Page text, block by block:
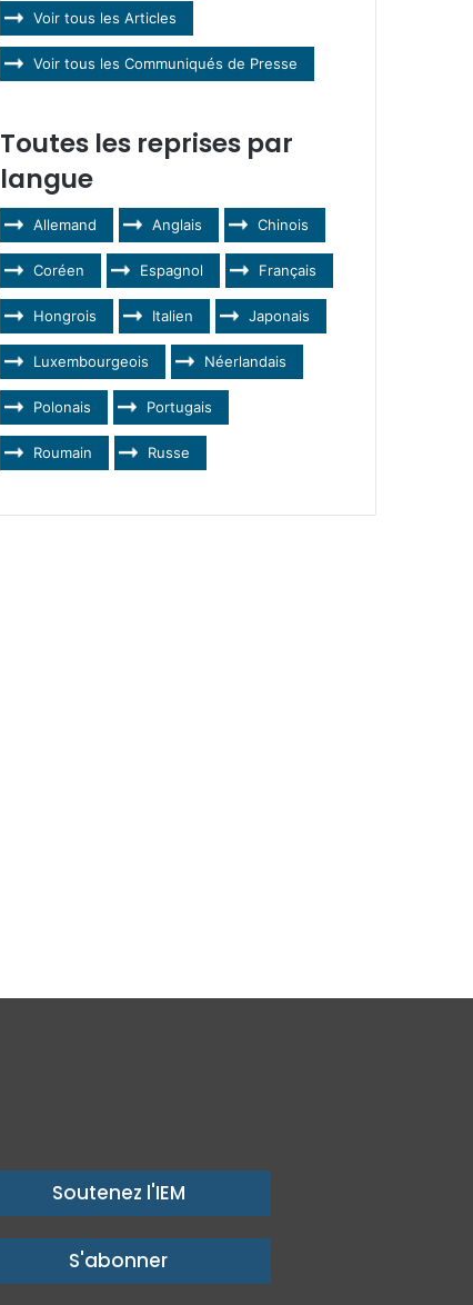
Voir tous les Articles
Voir tous les Communiqués de Presse
Toutes les reprises par
langue
Allemand Anglais Chinois
Coréen Espagnol Français
Hongrois Italien Japonais
Luxembourgeois Néerlandais
Polonais Portugais
Roumain Russe
Soutenez l'IEM
S'abonner